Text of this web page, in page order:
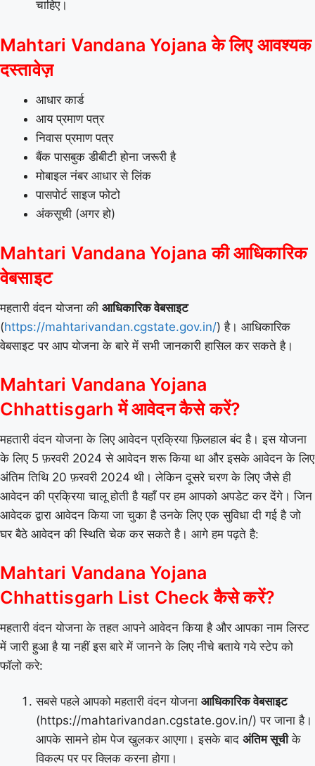
चाहिए।
Mahtari Vandana Yojana के लिए आवश्यक
दस्तावेज़
आधार कार्ड
आय प्रमाण पत्र
निवास प्रमाण पत्र
बैंक पासबुक डीबीटी होना जरूरी है
मोबाइल नंबर आधार से लिंक
पासपोर्ट साइज फोटो
अंकसूची (अगर हो)
Mahtari Vandana Yojana की आधिकारिक
वेबसाइट
महतारी वंदन योजना की आधिकारिक वेबसाइट
(https://mahtarivandan.cgstate.gov.in/) है। आधिकारिक
वेबसाइट पर आप योजना के बारे में सभी जानकारी हासिल कर सकते है।
Mahtari Vandana Yojana
Chhattisgarh में आवेदन कैसे करें?
महतारी वंदन योजना के लिए आवेदन प्रक्रिया फ़िलहाल बंद है। इस योजना
के लिए 5 फ़रवरी 2024 से आवेदन शरू किया था और इसके आवेदन के लिए
अंतिम तिथि 20 फ़रवरी 2024 थी। लेकिन दूसरे चरण के लिए जैसे ही
आवेदन की प्रक्रिया चालू होती है यहाँ पर हम आपको अपडेट कर देंगे। जिन
आवेदक द्वारा आवेदन किया जा चुका है उनके लिए एक सुविधा दी गई है जो
घर बैठे आवेदन की स्थिति चेक कर सकते है। आगे हम पढ़ते है:
Mahtari Vandana Yojana
Chhattisgarh List Check कैसे करें?
महतारी वंदन योजना के तहत आपने आवेदन किया है और आपका नाम लिस्ट
में जारी हुआ है या नहीं इस बारे में जानने के लिए नीचे बताये गये स्टेप को
फॉलो करे:
सबसे पहले आपको महतारी वंदन योजना आधिकारिक वेबसाइट
(https://mahtarivandan.cgstate.gov.in/) पर जाना है।
आपके सामने होम पेज खुलकर आएगा। इसके बाद अंतिम सूचीके
विकल्प पर पर क्लिक करना होगा।